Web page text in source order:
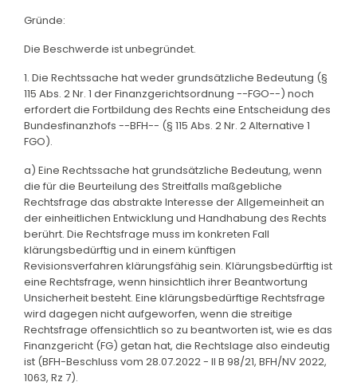
Gründe:
Die Beschwerde ist unbegründet.
1. Die Rechtssache hat weder grundsätzliche Bedeutung (§
115 Abs. 2 Nr. 1 der Finanzgerichtsordnung --FGO--) noch
erfordert die Fortbildung des Rechts eine Entscheidung des
Bundesfinanzhofs --BFH-- (§ 115 Abs. 2 Nr. 2 Alternative 1
FGO).
a) Eine Rechtssache hat grundsätzliche Bedeutung, wenn
die für die Beurteilung des Streitfalls maßgebliche
Rechtsfrage das abstrakte Interesse der Allgemeinheit an
der einheitlichen Entwicklung und Handhabung des Rechts
berührt. Die Rechtsfrage muss im konkreten Fall
klärungsbedürftig und in einem künftigen
Revisionsverfahren klärungsfähig sein. Klärungsbedürftig ist
eine Rechtsfrage, wenn hinsichtlich ihrer Beantwortung
Unsicherheit besteht. Eine klärungsbedürftige Rechtsfrage
wird dagegen nicht aufgeworfen, wenn die streitige
Rechtsfrage offensichtlich so zu beantworten ist, wie es das
Finanzgericht (FG) getan hat, die Rechtslage also eindeutig
ist (BFH-Beschluss vom 28.07.2022 - II B 98/21, BFH/NV 2022,
1063, Rz 7).